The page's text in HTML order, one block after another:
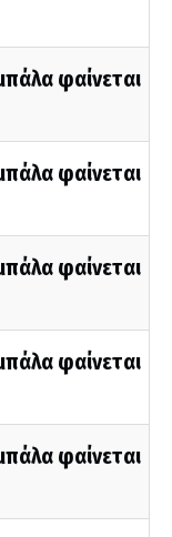
φαίνεται
φαίνεται
φαίνεται
φαίνεται
φαίνεται